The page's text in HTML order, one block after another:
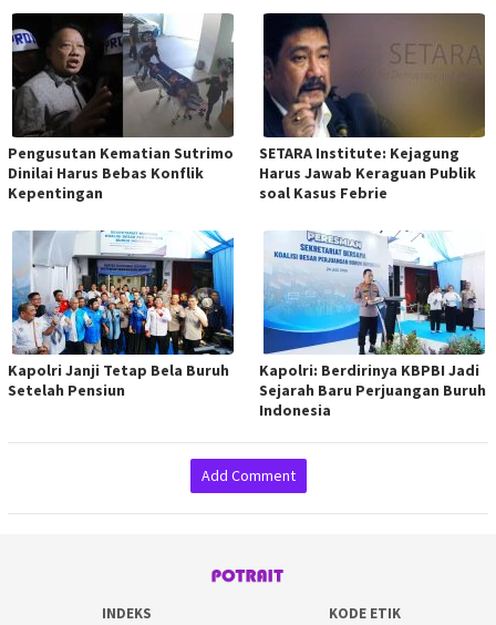
Pengusutan Kematian Sutrimo
Dinilai Harus Bebas Konflik
Kepentingan
SETARA Institute: Kejagung
Harus Jawab Keraguan Publik
soal Kasus Febrie
Kapolri Janji Tetap Bela Buruh
Setelah Pensiun
Kapolri: Berdirinya KBPBI Jadi
Sejarah Baru Perjuangan Buruh
Indonesia
Add Comment
INDEKS
KODE ETIK